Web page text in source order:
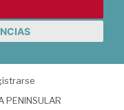
PENINSULAR